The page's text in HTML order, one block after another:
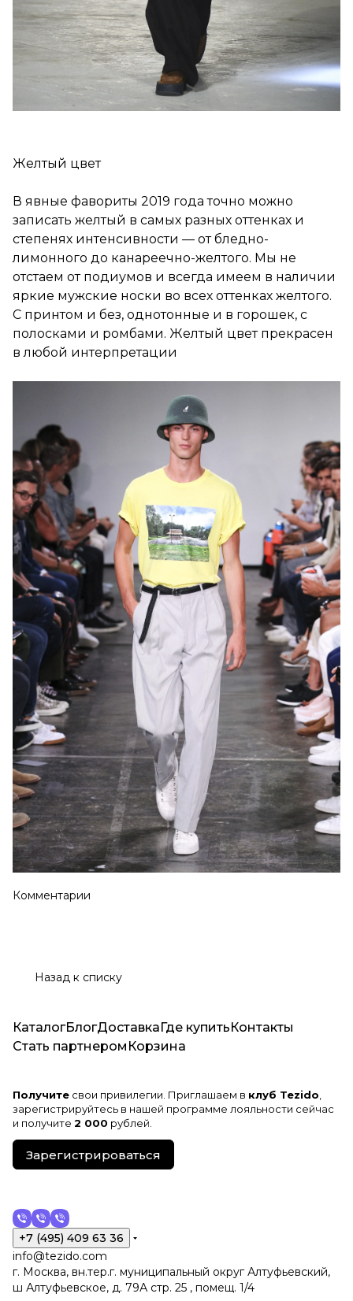
Желтый цвет
В явные фавориты 2019 года точно можно
записать желтый в самых разных оттенках и
степенях интенсивности — от бледно-
лимонного до канареечно-желтого. Мы не
отстаем от подиумов и всегда имеем в наличии
яркие мужские носки во всех оттенках желтого.
С принтом и без, однотонные и в горошек, с
полосками и ромбами. Желтый цвет прекрасен
в любой интерпретации
Комментарии
Назад к списку
КаталогБлогДоставкаГде купитьКонтакты
Стать партнером Корзина
Получите свои привилегии. Приглашаем в клуб Tezido
зарегистрируйтесь в нашей программе лояльности сейчас
и получите 2 000 рублей.
Зарегистрироваться
+7 (495) 409 63 36
info@tezido.com
г. Москва, вн.тер.г. муниципальный округ Алтуфьевский,
ш Алтуфьевское, д. 79А стр. 25 , помещ. 1/4